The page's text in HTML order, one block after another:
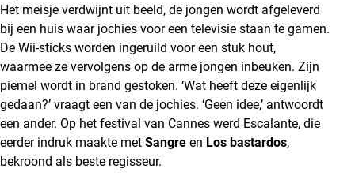
Het meisje verdwijnt uit beeld, de jongen wordt afgeleverd
bij een huis waar jochies voor een televisie staan te gamen.
De Wii-sticks worden ingeruild voor een stuk hout,
waarmee ze vervolgens op de arme jongen inbeuken. Zijn
piemel wordt in brand gestoken. ‘Wat heeft deze eigenlijk
gedaan?’ vraagt een van de jochies. ‘Geen idee,’ antwoordt
een ander. Op het festival van Cannes werd Escalante, die
eerder indruk maakte met Sangre en Los bastardos,
bekroond als beste regisseur.